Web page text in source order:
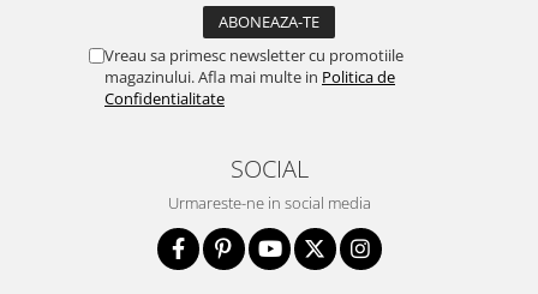
Vreau sa primesc newsletter cu promotiile
magazinului. Afla mai multe in Politica de
Confidentialitate
SOCIAL
Urmareste-ne in social media